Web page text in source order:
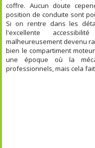
coffre. Aucun doute
position de conduite sont
Si on rentre dans les
l'excellente
malheureusement devenu
bien le compartiment
une époque où la
professionnels, mais cela